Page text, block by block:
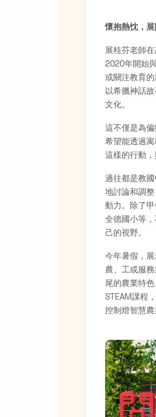
懷抱熱忱，
展桂芬老師
2020年開始
或關注教育
以希臘神話
文化。
這不僅是為
希望能透過
這樣的行動
過往都是教
地討論和調
動力。除了
全德國小等
己的視野。
今年暑假，
農、工或服
尾的農業特
STEAM課程
控制燈智慧農